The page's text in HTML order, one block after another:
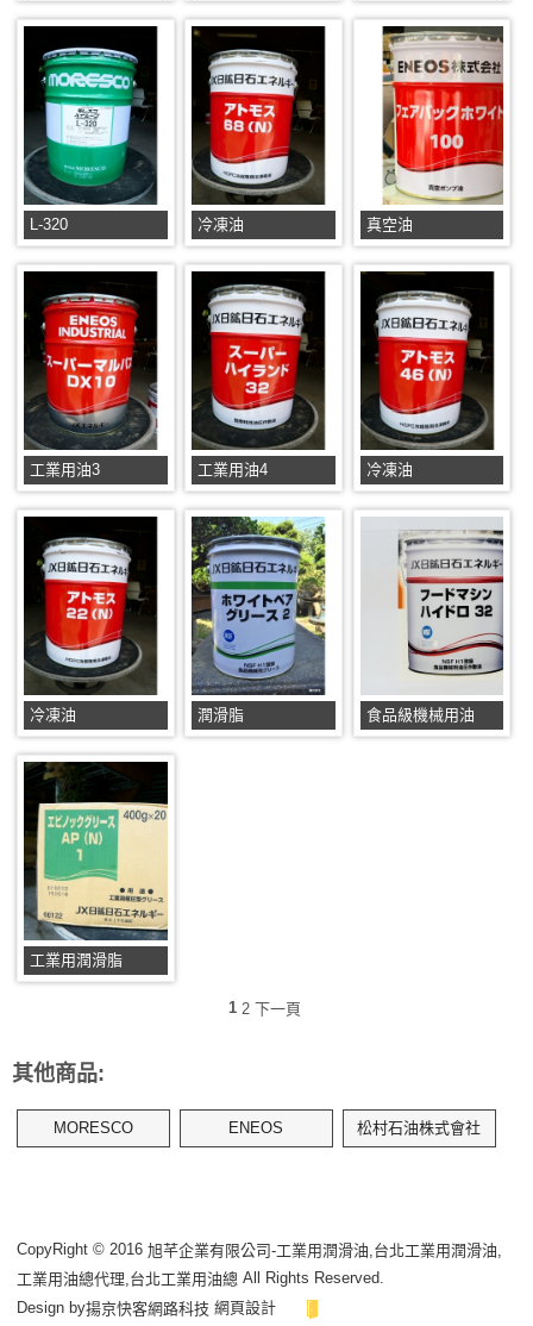
L-320 冷凍油 真空油
工業用油3 工業用油4 冷凍油
冷凍油 潤滑脂 食品級機械用油
工業用潤滑脂
1 2 下一頁
其他商品:
MORESCO ENEOS 松村石油株式會社
CopyRight © 2016旭芊企業有限公司-工業用潤滑油,台北工業用潤滑油,
工業用油總代理,台北工業用油總 All Rights Reserved.
Design by揚京快客網路科技 網頁設計